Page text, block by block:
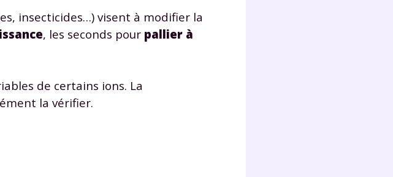
insecticides…) visent à modifier la
, les seconds pour pallier à
de certains ions. La
la vérifier.
scolaire ?
24h